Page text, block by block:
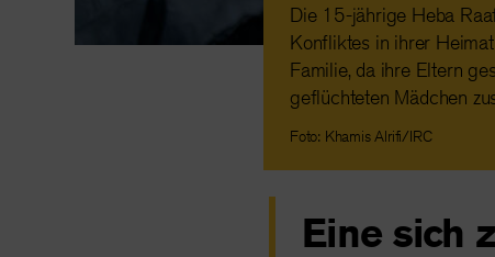
Die 15-jährige Heba
Konfliktes in ihrer
Familie, da ihre Eltern
geflüchteten Mädchen
Foto: Khamis Alrifi/IRC
Eine sich